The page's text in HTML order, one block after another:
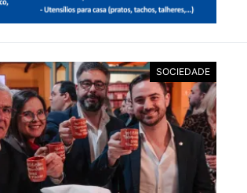
SOCIEDADE